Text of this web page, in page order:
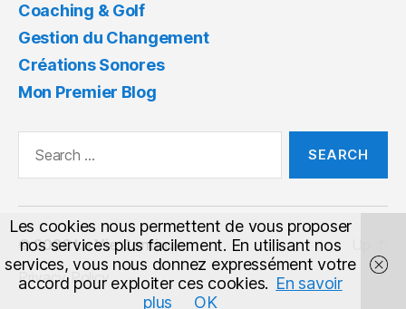
Coaching & Golf
Gestion du Changement
Créations Sonores
Mon Premier Blog
© 2026La Vie Continue
Privacy Policy
Les cookies nous permettent de vous proposer
nos services plus facilement. En utilisant nos
services, vous nous donnez expressément votre
accord pour exploiter ces cookies. En savoir
plus
OK